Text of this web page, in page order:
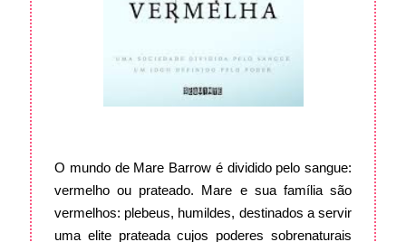
O mundo de Mare Barrow é dividido pelo sangue:
vermelho ou prateado. Mare e sua família são
vermelhos: plebeus, humildes, destinados a servir
uma elite prateada cujos poderes sobrenaturais